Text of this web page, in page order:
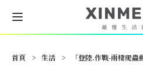
首頁 > 生活 > 「登陸.作戰-兩棲爬